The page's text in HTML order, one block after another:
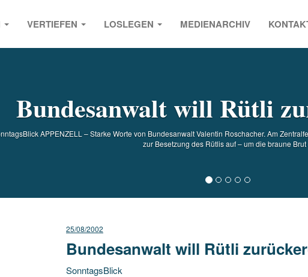
VERTIEFEN LOSLEGEN MEDIENARCHIV
Bundesanwalt will Rütli
APPENZELL – Starke Worte von Bundesanwalt Valentin Roschacher. Am
zur Besetzung des Rütlis auf – um die braune Brut
25/08/2002
Bundesanwalt will Rütli
SonntagsBlick